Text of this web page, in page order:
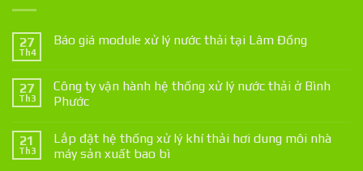
27
Th4
Báo giá module xử lý nước thải tại Lâm Đồng
27
Th3
Công ty vận hành hệ thống xử lý nước thải ở Bình
Phước
21
Th3
Lắp đặt hệ thống xử lý khí thải hơi dung môi nhà
máy sản xuất bao bì